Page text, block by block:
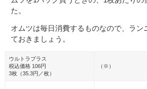
た。
オムツは毎日消費するものなので、ラン
ておきましょう。
ウルトラプラス
税込価格 106円
3枚（35.3円／枚）
（※）